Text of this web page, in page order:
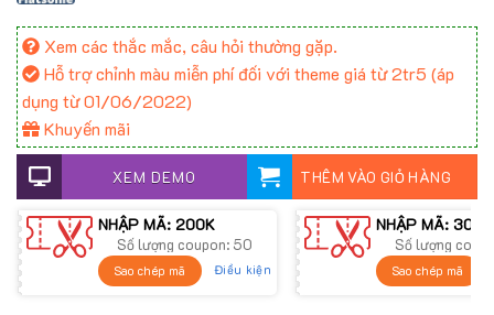
Xem các thắc mắc, câu hỏi thường gặp.
Hỗ trợ chỉnh màu miễn phí đối với theme giá từ 2tr5 (áp
dụng từ 01/06/2022)
Khuyến mãi
XEM DEMO THÊM VÀO GIỎ HÀNG
NHẬP MÃ: 200K
Số lượng coupon: 50
Sao chép mã Điều kiện
NHẬP MÃ: 300K
Số lượng
Sao chép mã